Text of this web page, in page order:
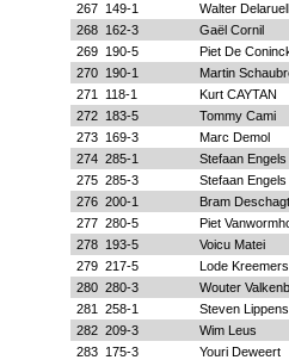
267
149-1
Walter
268
162-3
Gaël Cornil
269
190-5
Piet De
270
190-1
Martin
271
118-1
Kurt CAYTAN
272
183-5
Tommy Cami
273
169-3
Marc Demol
274 285-1
Stefaan
275 285-3
Stefaan Engels
276 200-1
Bram Deschagt
277 280-5
Piet
278
193-5
Voicu Matei
279 217-5
Lode Kreemers
280 280-3
Wouter
281
258-1
Steven Lippens
282 209-3
Wim Leus
283
175-3
Youri Deweert